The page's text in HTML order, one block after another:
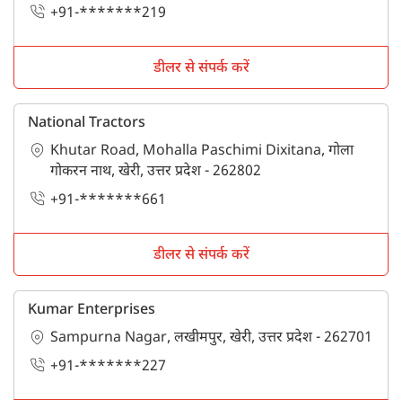
+91-*******219
डीलर से संपर्क करें
National Tractors
Khutar Road, Mohalla Paschimi Dixitana, गोला
गोकरन नाथ, खेरी, उत्तर प्रदेश - 262802
+91-*******661
डीलर से संपर्क करें
Kumar Enterprises
Sampurna Nagar, लखीमपुर, खेरी, उत्तर प्रदेश - 262701
+91-*******227